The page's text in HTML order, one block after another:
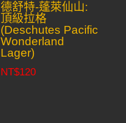
德舒特-蓬萊仙山:
頂級拉格
(Deschutes Pacific
Wonderland
Lager)
NT$120